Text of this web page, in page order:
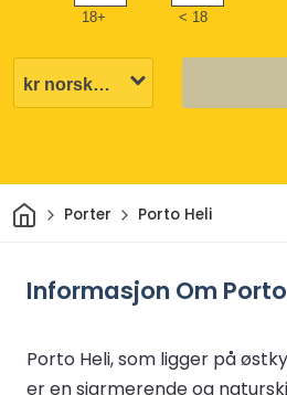
18+ < 18
HjemPorter Porto Heli
Informasjon Om
Porto Heli, som ligger på
er en sjarmerende og